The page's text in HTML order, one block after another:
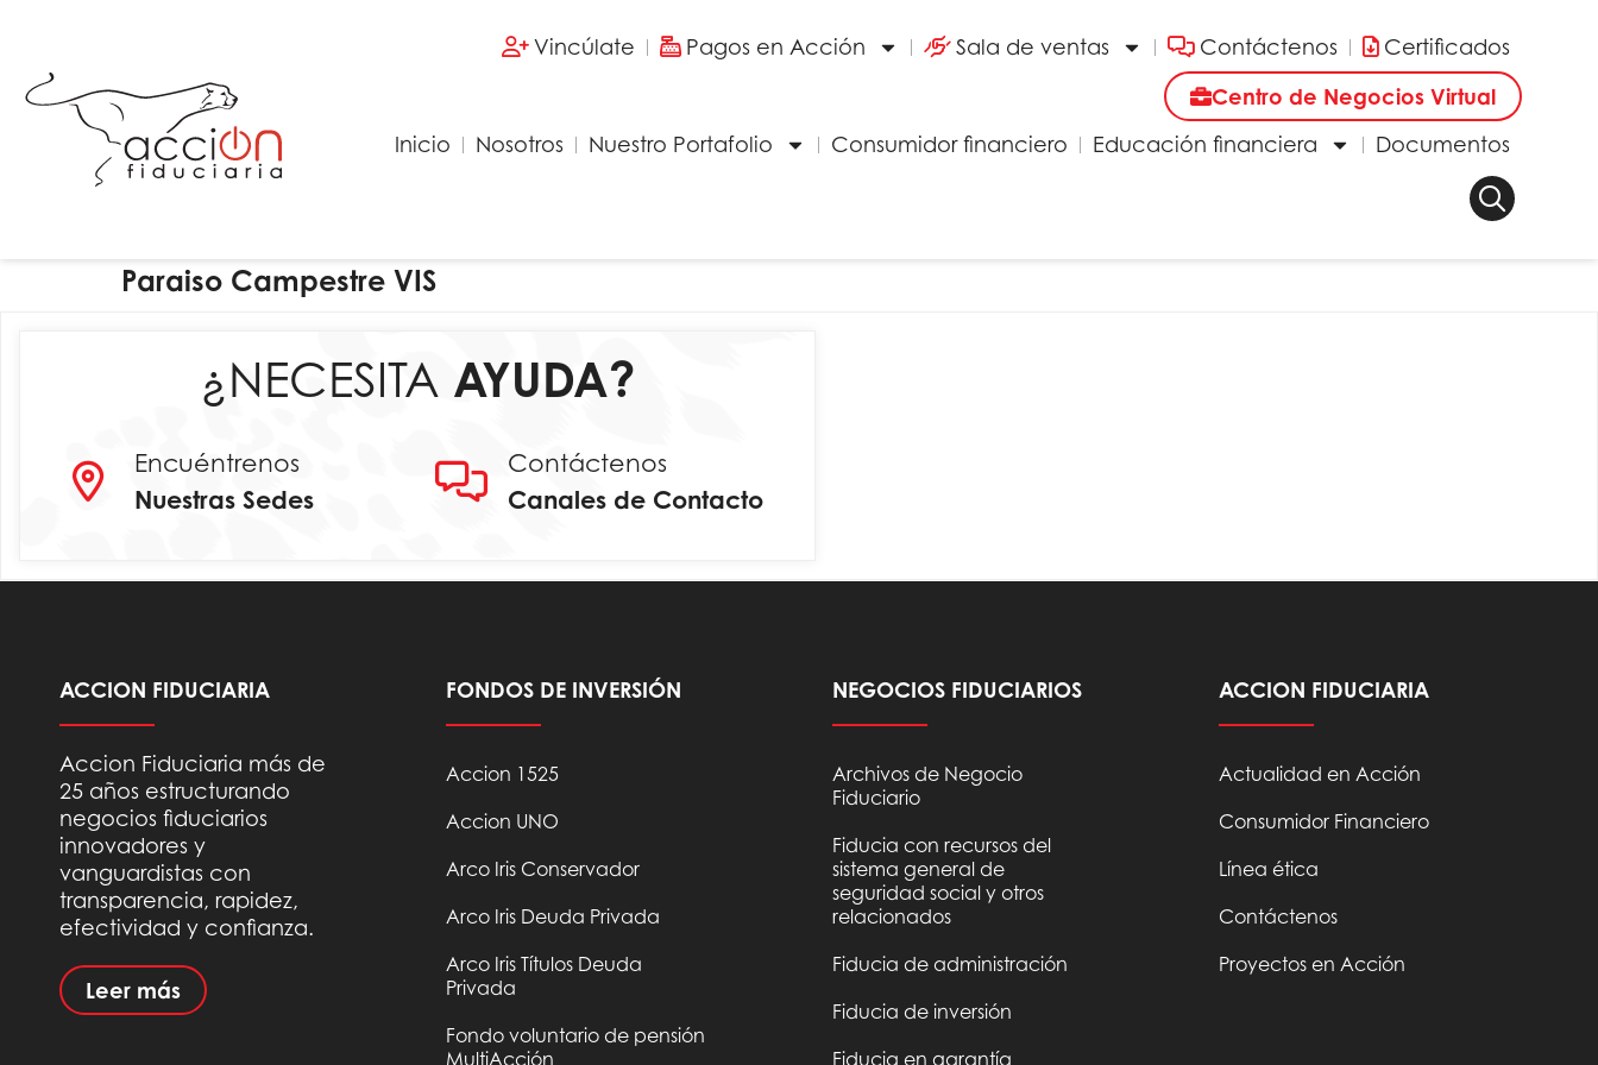
Vincúlate Pagos en Acción Sala de ventas Contáctenos Certificados
Centro de Negocios Virtual
Inicio Nosotros Nuestro Portafolio Consumidor financiero Educación financiera Documentos
Paraiso Campestre VIS
¿NECESITA AYUDA?
Encuéntrenos
Nuestras Sedes
Contáctenos
Canales de Contacto
ACCION FIDUCIARIA
Accion Fiduciaria más de
25 años estructurando
negocios fiduciarios
innovadores y
vanguardistas con
transparencia, rapidez,
efectividad y confianza.
Leer más
FONDOS DE INVERSIÓN
Accion 1525
Accion UNO
Arco Iris Conservador
Arco Iris Deuda Privada
Arco Iris Títulos Deuda
Privada
Fondo voluntario de pensión
MultiAcción
NEGOCIOS FIDUCIARIOS
Archivos de Negocio
Fiduciario
Fiducia con recursos del
sistema general de
seguridad social y otros
relacionados
Fiducia de administración
Fiducia de inversión
Fiducia en garantía
ACCION FIDUCIARIA
Actualidad en Acción
Consumidor Financiero
Línea ética
Contáctenos
Proyectos en Acción